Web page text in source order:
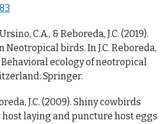
C.A., & Reboreda, J.C. (2019).
birds. In J.C. Reboreda,
Behavioral ecology of neotropical
Springer.
J.C. (2009). Shiny cowbirds
laying and puncture host eggs